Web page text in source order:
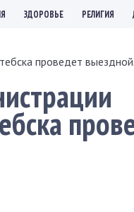
ЗДОРОВЬЕ РЕЛИГИЯ
проведет